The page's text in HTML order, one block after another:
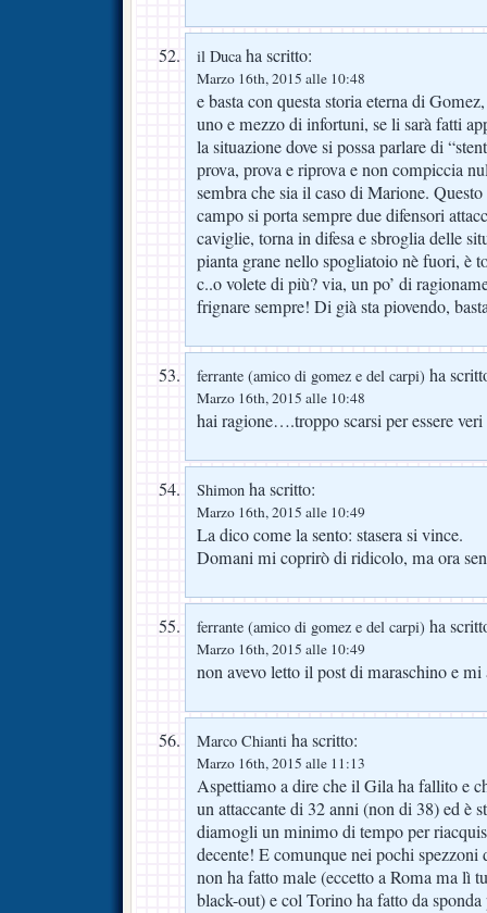
il Ducaha scritto:
Marzo 16th, 2015 alle 10:48
e basta con questa storia eterna di
uno e mezzo di infortuni, se li sarà fatti
la situazione dove si possa parlare di
prova, prova e riprova e non compiccia
sembra che sia il caso di Marione.
campo si porta sempre due difensori
caviglie, torna in difesa e sbroglia delle
pianta grane nello spogliatoio nè fuori, è
c..o volete di più? via, un po’ di
frignare sempre! Di già sta piovendo,
ferrante (amico di gomez e del carpi) ha
Marzo 16th, 2015 alle 10:48
hai ragione….troppo scarsi per essere veri
Shimon ha scritto:
Marzo 16th, 2015 alle 10:49
La dico come la sento: stasera si vince.
Domani mi coprirò di ridicolo, ma ora
ferrante (amico di gomez e del carpi) ha
Marzo 16th, 2015 alle 10:49
non avevo letto il post di maraschino e mi
Marco Chianti ha scritto:
Marzo 16th, 2015 alle 11:13
Aspettiamo a dire che il Gila ha fallito e
un attaccante di 32 anni (non di 38) ed è
diamogli un minimo di tempo per
decente! E comunque nei pochi spezzoni
non ha fatto male (eccetto a Roma ma lì
black-out) e col Torino ha fatto da